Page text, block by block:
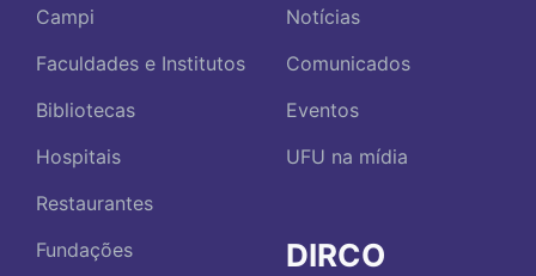
Campi
Faculdades e Institutos
Bibliotecas
Hospitais
Restaurantes
Fundações
Notícias
Comunicados
Eventos
UFU na mídia
DIRCO